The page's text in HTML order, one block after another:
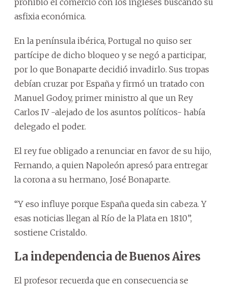
asfixia económica.
En la península ibérica, Portugal no quiso ser
partícipe de dicho bloqueo y se negó a participar,
por lo que Bonaparte decidió invadirlo. Sus tropas
debían cruzar por España y firmó un tratado con
Manuel Godoy, primer ministro al que un Rey
Carlos IV -alejado de los asuntos políticos- había
delegado el poder.
El rey fue obligado a renunciar en favor de su hijo,
Fernando, a quien Napoleón apresó para entregar
la corona a su hermano, José Bonaparte.
“Y eso influye porque España queda sin cabeza. Y
esas noticias llegan al Río de la Plata en 1810”,
sostiene Cristaldo.
La independencia de Buenos Aires
El profesor recuerda que en consecuencia se